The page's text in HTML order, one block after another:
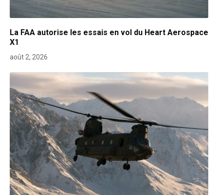
La FAA autorise les essais en vol du Heart Aerospace
X1
août 2, 2026